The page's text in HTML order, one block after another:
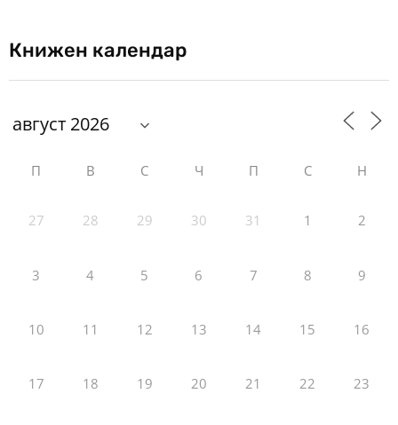
Книжен календар
П В С Ч П С Н
27 28 29 30 31 1 2
3 4 5 6 7 8 9
10 11 12 13 14 15 16
17 18 19 20 21 22 23